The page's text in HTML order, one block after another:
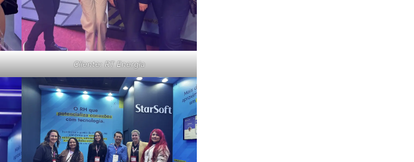
Cliente: RT Energia